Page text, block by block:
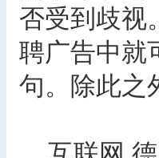
否受到歧视
聘广告中就
句。除此之